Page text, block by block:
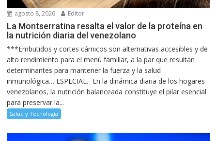
agosto 8, 2026 Editor
La Montserratina resalta el valor de la proteína en
la nutrición diaria del venezolano
***Embutidos y cortes cárnicos son alternativas accesibles y de
alto rendimiento para el menú familiar, a la par que resultan
determinantes para mantener la fuerza y la salud
inmunológica… ESPECIAL.- En la dinámica diaria de los hogares
venezolanos, la nutrición balanceada constituye el pilar esencial
para preservar la...
Salud y Tecnología